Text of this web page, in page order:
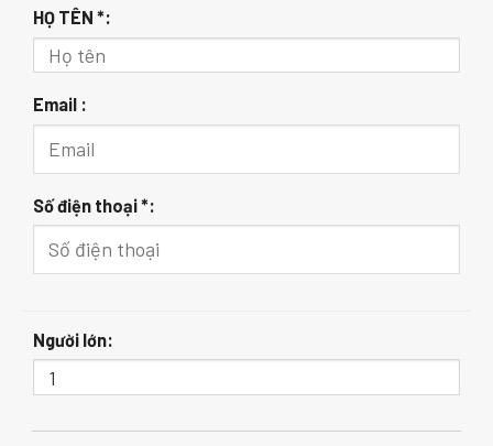
HỌ TÊN *:
Email :
Số điện thoại *:
Người lớn: